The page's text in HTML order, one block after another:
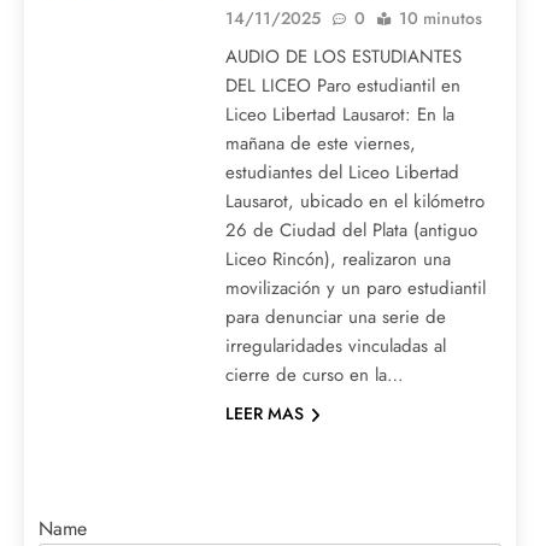
14/11/2025
0 10 minutos
AUDIO DE LOS ESTUDIANTES
DEL LICEO Paro estudiantil en
Liceo Libertad Lausarot: En la
mañana de este viernes,
estudiantes del Liceo Libertad
Lausarot, ubicado en el kilómetro
26 de Ciudad del Plata (antiguo
Liceo Rincón), realizaron una
movilización y un paro estudiantil
para denunciar una serie de
irregularidades vinculadas al
cierre de curso en la…
LEER MAS
Name